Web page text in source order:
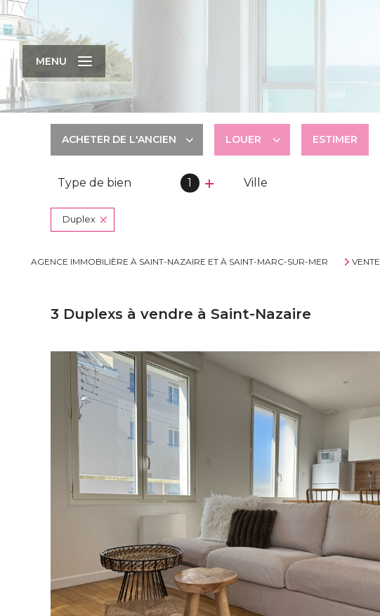
MENU
ACHETER DE L'ANCIEN
De l'ancien
De l'immo pro
LOUER
à l'année
ESTIMER
Type de bien 1 Ville
Duplex
AGENCE IMMOBILIÈRE À SAINT-NAZAIRE ET À SAINT-MARC-SUR-MER VENTE
3 Duplexs à vendre à Saint-Nazaire